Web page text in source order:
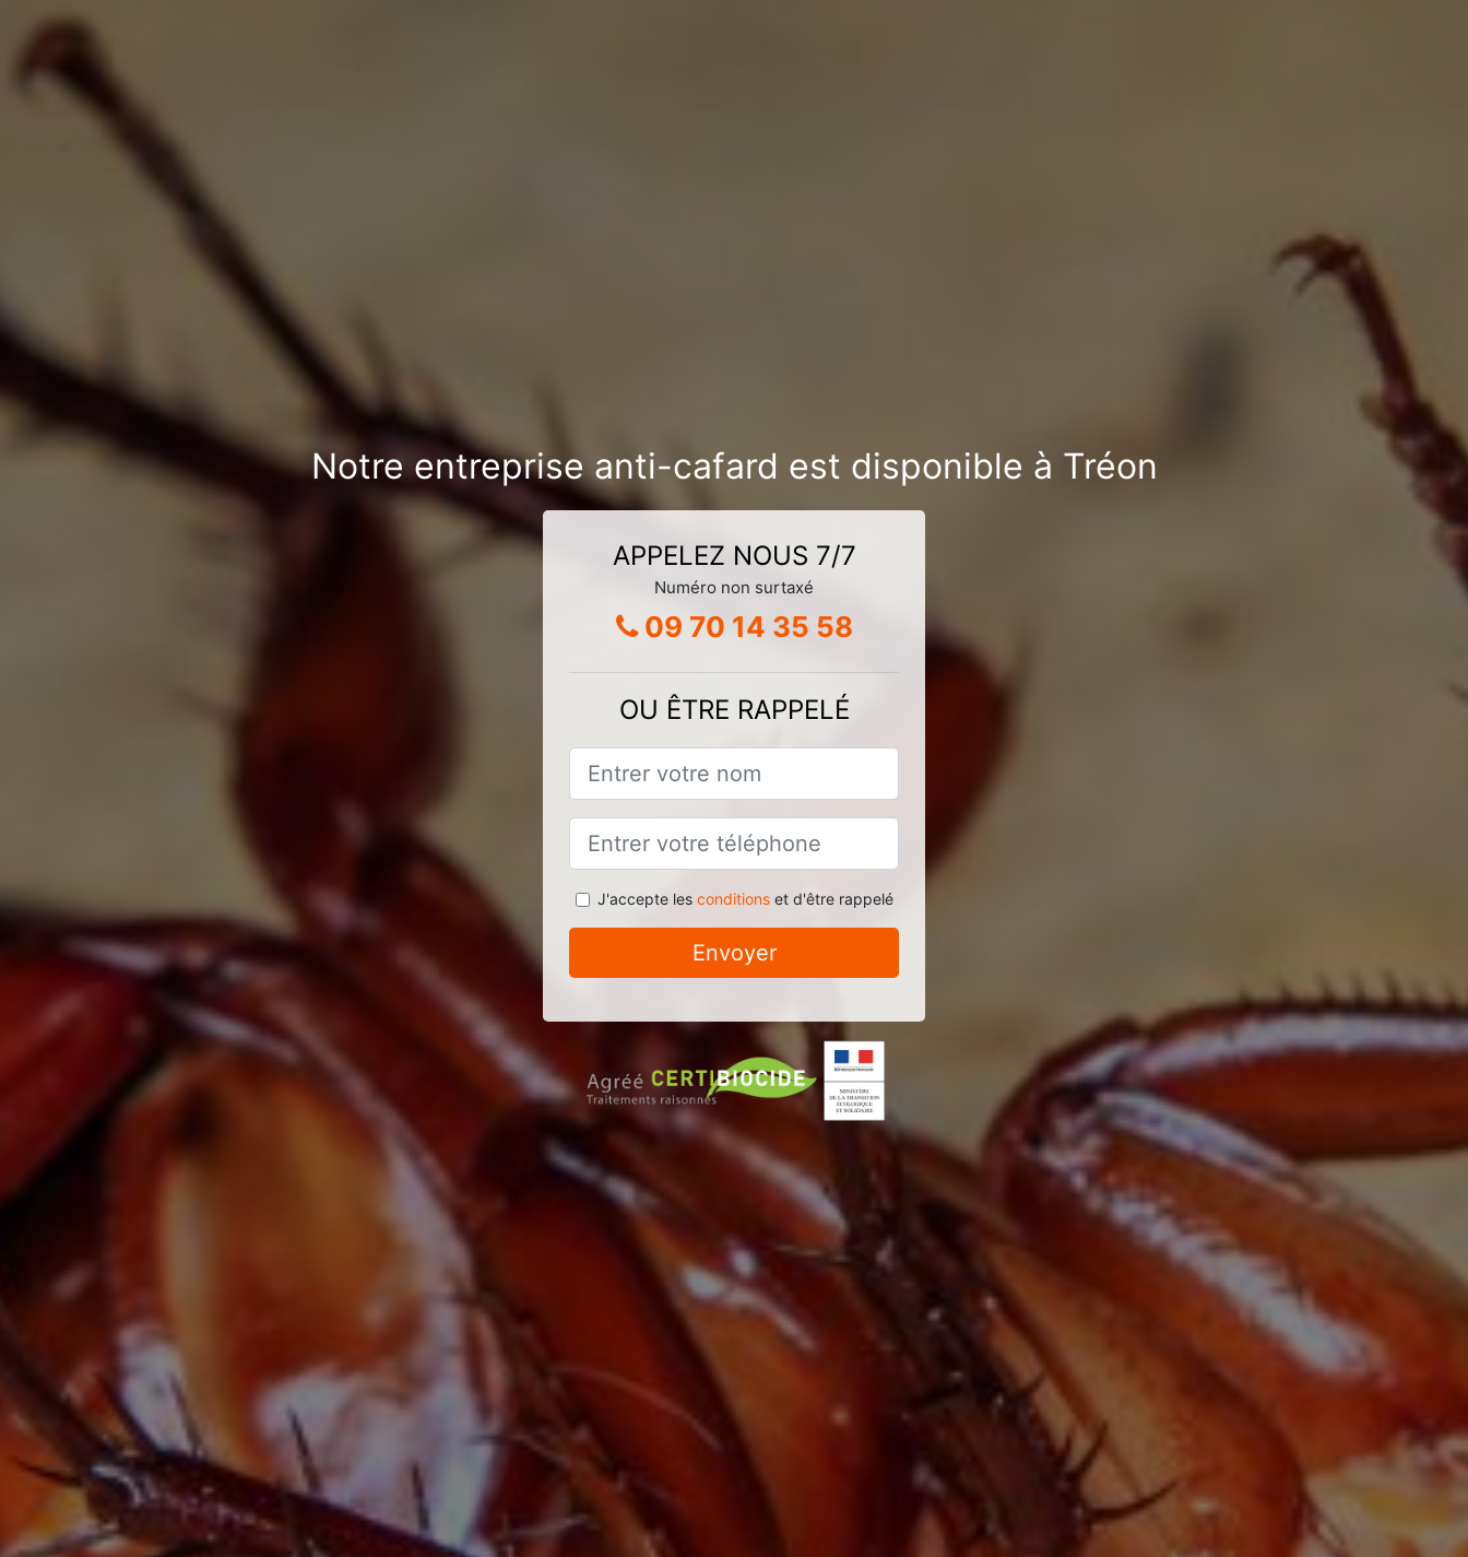
Notre entreprise anti-cafard est disponible à Tréon
APPELEZ NOUS 7/7
Numéro non surtaxé
09 70 14 35 58
OU ÊTRE RAPPELÉ
J'accepte les conditionset d'être rappelé
Envoyer